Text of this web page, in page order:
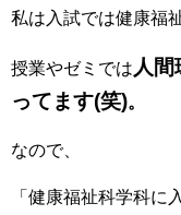
私は入試では健康福
授業やゼミでは 人
ってます(笑)。
なので、
「健康福祉科学科に